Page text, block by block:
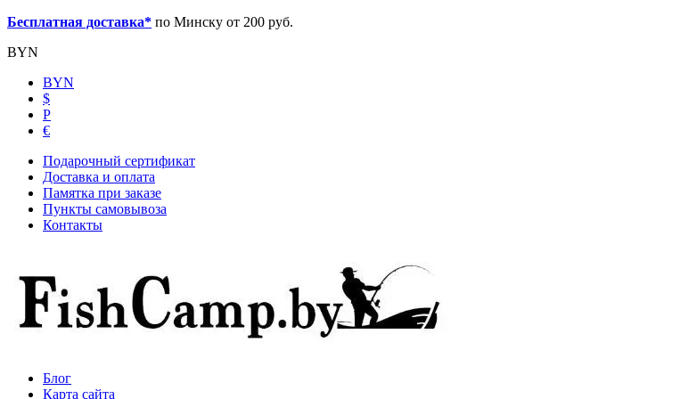
Бесплатная доставка* по Минску от 200 руб.
BYN
BYN
$
Р
€
Подарочный сертификат
Доставка и оплата
Памятка при заказе
Пункты самовывоза
Контакты
Блог
Карта сайта